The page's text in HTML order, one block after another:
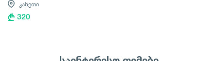
კახეთი
320